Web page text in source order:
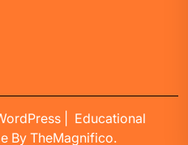
Educational
By TheMagnifico.